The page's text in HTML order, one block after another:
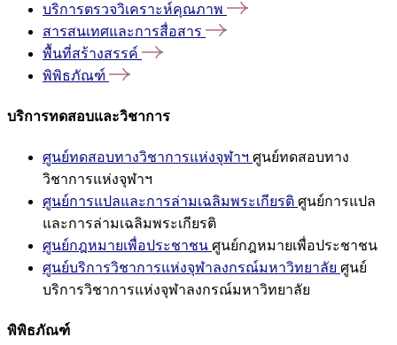
บริการตรวจวิเคราะห์คุณภาพ
สารสนเทศและการสื่อสาร
พื้นที่สร้างสรรค์
พิพิธภัณฑ์
บริการทดสอบและวิชาการ
ศูนย์ทดสอบทางวิชาการแห่งจุฬาฯ ศูนย์ทดสอบทาง
วิชาการแห่งจุฬาฯ
ศูนย์การแปลและการล่ามเฉลิมพระเกียรติ ศูนย์การแปล
และการล่ามเฉลิมพระเกียรติ
ศูนย์กฎหมายเพื่อประชาชน ศูนย์กฎหมายเพื่อประชาชน
ศูนย์บริการวิชาการแห่งจุฬาลงกรณ์มหาวิทยาลัย ศูนย์
บริการวิชาการแห่งจุฬาลงกรณ์มหาวิทยาลัย
พิพิธภัณฑ์